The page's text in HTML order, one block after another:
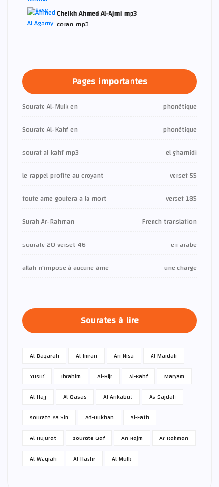
Cheikh Ahmed Al-Ajmi mp3
coran mp3
Pages importantes
Sourate Al-Mulk en
phonétique
Sourate Al-Kahf en
phonétique
sourat al kahf mp3
el ghamidi
le rappel profite au croyant
verset 55
toute ame goutera a la mort
verset 185
Surah Ar-Rahman
French translation
sourate 20 verset 46
en arabe
allah n'impose à aucune âme
une charge
Sourates à lire
Al-Baqarah Al-Imran An-Nisa
Al-Maidah
Yusuf
Ibrahim Al-Hijr Al-Kahf
Maryam
Al-Hajj
Al-Qasas Al-Ankabut
As-Sajdah
sourate Ya Sin
Ad-Dukhan
Al-Fath
Al-Hujurat
sourate Qaf An-Najm
Ar-Rahman
Al-Waqiah
Al-Hashr Al-Mulk